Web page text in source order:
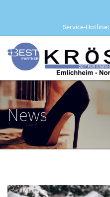
Service-Hotline:
News